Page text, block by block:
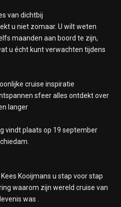
van dichtbij
u niet zomaar. U wilt weten
maanden aan boord te zijn,
u écht kunt verwachten tijdens
cruise inspiratie
sfeer alles ontdekt over
langer
vindt plaats op 19 september
Kooijmans u stap voor stap
waarom zijn wereld cruise van
was .